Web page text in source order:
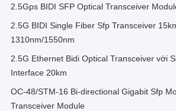
2.5Gps BIDI SFP Optical Transceiver
2.5G BIDI Single Fiber Sfp Transceiver
1310nm/1550nm
2.5G Ethernet Bidi Optical Transceiver với
Interface 20km
OC-48/STM-16 Bi-directional Gigabit Sfp
Transceiver Module